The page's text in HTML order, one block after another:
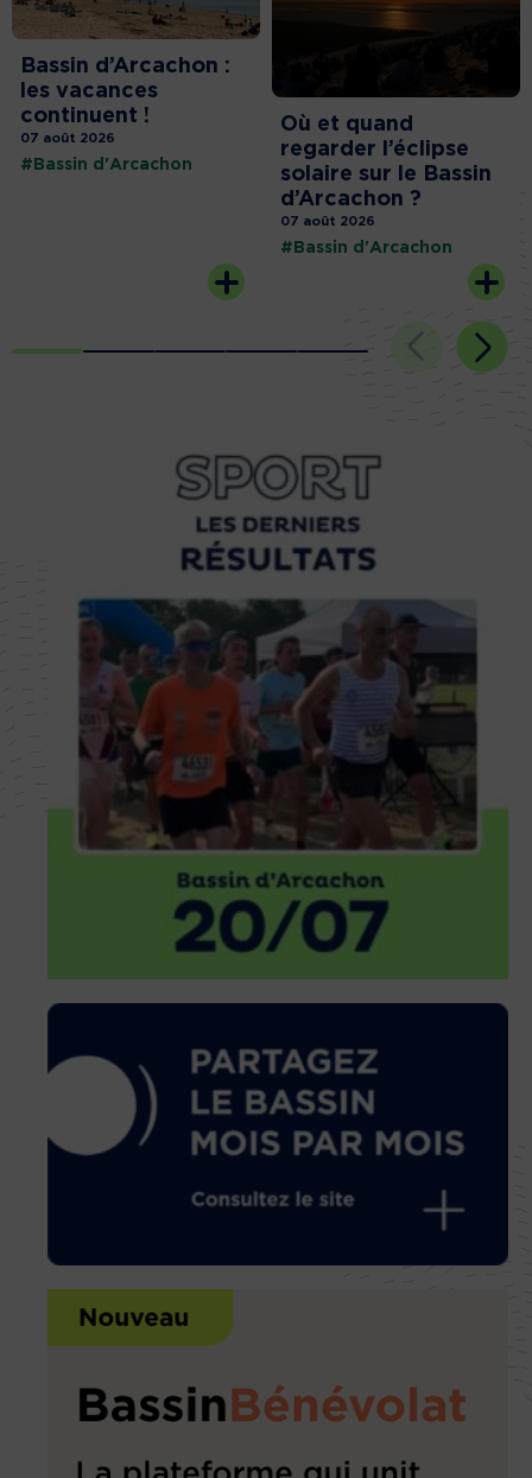
Bassin d’Arcachon :
les vacances
continuent !
07 août 2026
#Bassin d'Arcachon
Où et quand
regarder l’éclipse
solaire sur le Bassin
d’Arcachon ?
07 août 2026
#Bassin d'Arcachon